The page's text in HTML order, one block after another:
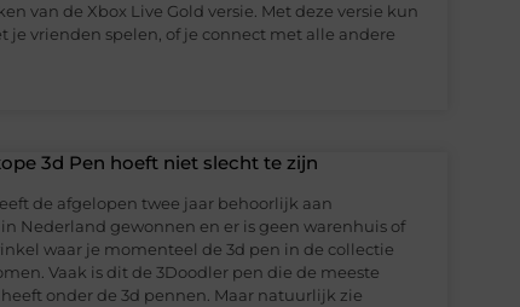
van de Xbox Live Gold versie. Met deze versie kun
je vrienden spelen, of je connect met alle andere
3d Pen hoeft niet slecht te zijn
de afgelopen twee jaar behoorlijk aan
Nederland gewonnen en er is geen warenhuis of
waar je momenteel de 3d pen in de collectie
Vaak is dit de 3Doodler pen die de meeste
onder de 3d pennen. Maar natuurlijk zie